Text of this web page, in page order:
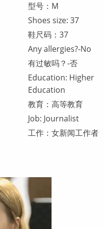
型号：M
Shoes size: 37
鞋尺码：37
Any allergies?-No
有过敏吗？-否
Education: Higher
Education
教育：高等教育
Job: Journalist
工作：女新闻工作者